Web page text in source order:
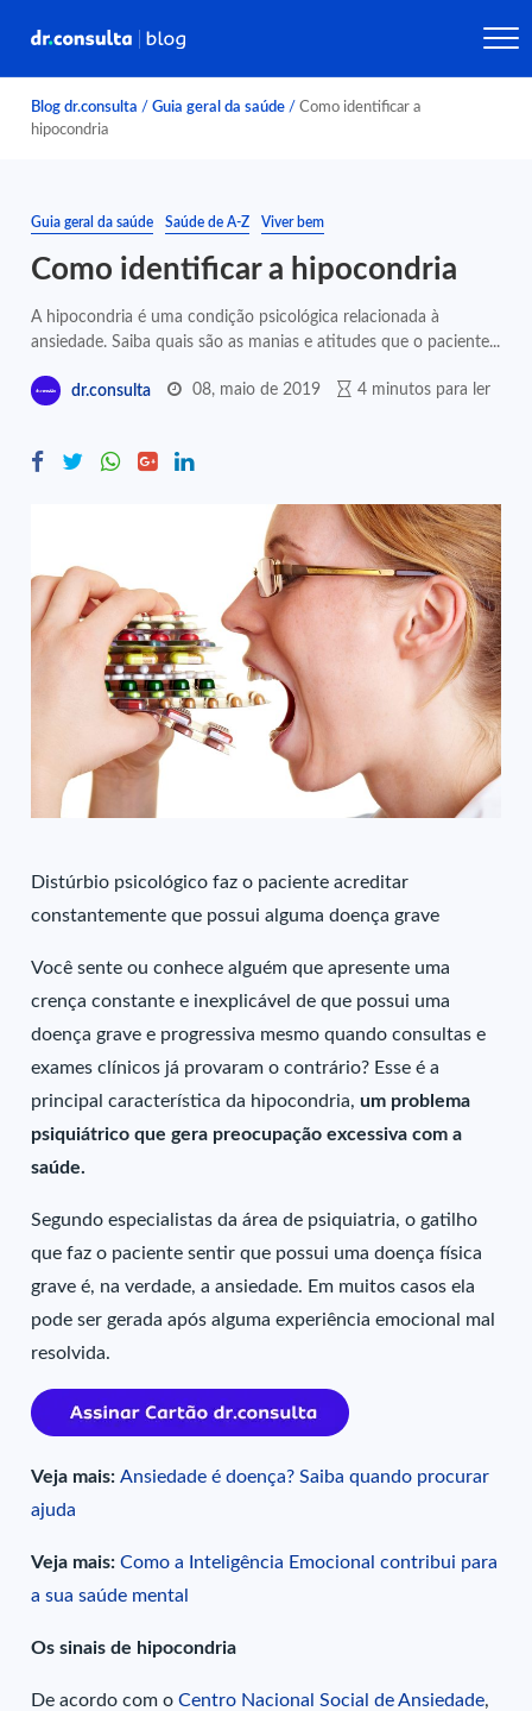
Blog dr.consulta / Guia geral da saúde / Como identificar a
hipocondria
Guia geral da saúde Saúde de A-Z Viver bem
Como identificar a hipocondria
A hipocondria é uma condição psicológica relacionada à
ansiedade. Saiba quais são as manias e atitudes que o paciente...
dr.consulta 08, maio de 2019 4 minutos para ler
Distúrbio psicológico faz o paciente acreditar
constantemente que possui alguma doença grave
Você sente ou conhece alguém que apresente uma
crença constante e inexplicável de que possui uma
doença grave e progressiva mesmo quando consultas e
exames clínicos já provaram o contrário? Esse é a
principal característica da hipocondria,um problema
psiquiátrico que gera preocupação excessiva com a
saúde.
Segundo especialistas da área de psiquiatria, o gatilho
que faz o paciente sentir que possui uma doença física
grave é, na verdade, a ansiedade. Em muitos casos ela
pode ser gerada após alguma experiência emocional mal
resolvida.
Veja mais: Ansiedade é doença? Saiba quando procurar
ajuda
Veja mais: Como a Inteligência Emocional contribui para
a sua saúde mental
Os sinais de hipocondria
De acordo com o Centro Nacional Social de Ansiedade,